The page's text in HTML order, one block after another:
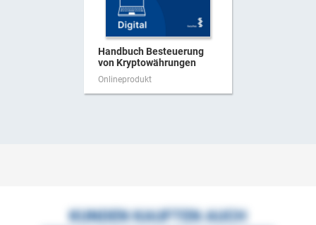
Handbuch Besteuerung
von Kryptowährungen
Onlineprodukt
KUNDEN KAUFTEN AUCH